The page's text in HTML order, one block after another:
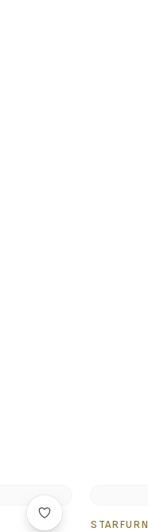
STARFURN